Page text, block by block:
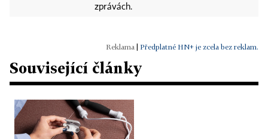
zprávách.
Předplatné HN+ je zcela bez reklam.
Související články